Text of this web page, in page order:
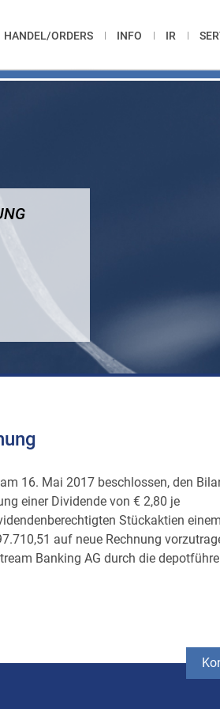
HANDEL/ORDERS INFO IR
16. Mai 2017 beschlossen, den
einer Dividende von € 2,80 je
Stückaktien
auf neue Rechnung
Banking AG durch die